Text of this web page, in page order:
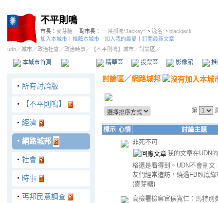
不平則鳴
市長： 麥芽糖 副市長： 一葉孤鴻*Jackey* 、 逸名 、 blackjack
加入本城市
推薦本城市 加入我的最愛
訂閱最新文章
udn／城市／政治社會 ／政治時事／ 【不平則鳴】城市／討論區／
本城市首頁 精華區 投票區 影像館
‧ 所有討論版
‧ 【不平則鳴】
‧ 經濟
‧ 網路城邦
‧ 社會
‧ 時事
‧ 丐邦民意調查
討論區／網路城邦
第
標示 心情
討論主題
非死不可
我的文章在UDN
格還是看得到。UDN不會刪文
友們經常造訪，繞過FB臥底
(麥芽糖)
高檢署檢察官侯寬仁︰馬特別